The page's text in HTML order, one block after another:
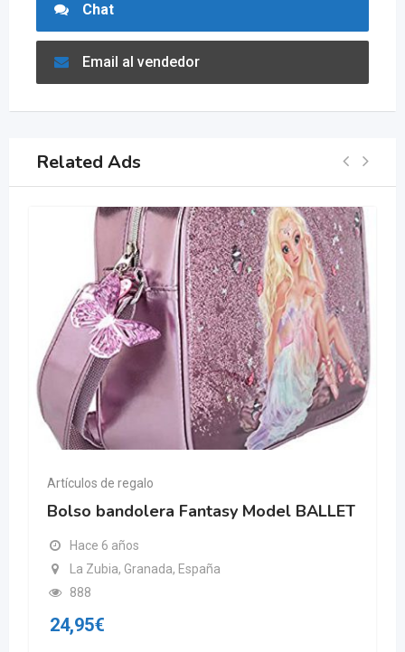
Chat
Email al vendedor
Related Ads
Artículos de regalo
Bolso bandolera Fantasy Model BALLET
Hace 6 años
La Zubia, Granada, España
888
24,95€